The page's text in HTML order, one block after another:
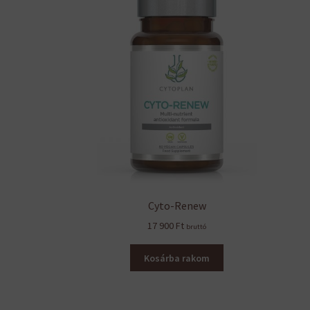
Cyto-Renew
17 900 Ft bruttó
Kosárba rakom